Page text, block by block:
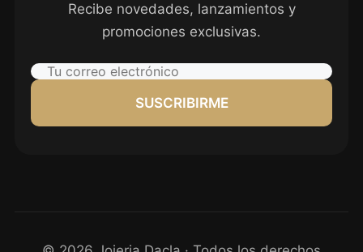
Recibe novedades, lanzamientos y
promociones exclusivas.
SUSCRIBIRME